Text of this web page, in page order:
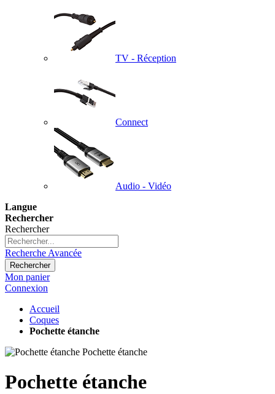
TV - Réception
Connect
Audio - Vidéo
Langue
Rechercher
Rechercher
Recherche Avancée
Rechercher
Mon panier
Connexion
Accueil
Coques
Pochette étanche
Pochette étanche